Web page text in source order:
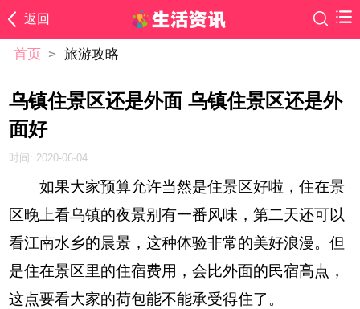
返回
首页 > 旅游攻略
乌镇住景区还是外面 乌镇住景区还是外
面好
时间: 2020-06-04
如果大家预算允许当然是住景区好啦，住在景
区晚上看乌镇的夜景别有一番风味，第二天还可以
看江南水乡的晨景，这种体验非常的美好浪漫。但
是住在景区里的住宿费用，会比外面的民宿高点，
这点要看大家的荷包能不能承受得住了。